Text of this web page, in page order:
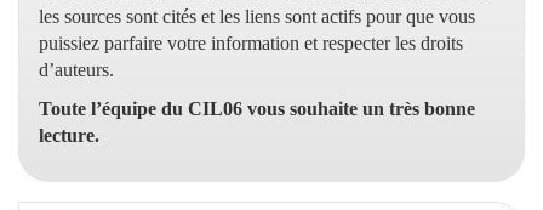
les sources sont cités et les liens sont actifs pour que vous
puissiez parfaire votre information et respecter les droits
d’auteurs.
Toute l’équipe du CIL06 vous souhaite un très bonne
lecture.